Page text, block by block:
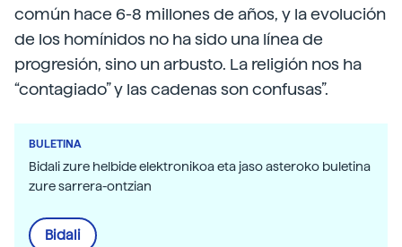
común hace 6-8 millones de años, y la evolución
de los homínidos no ha sido una línea de
progresión, sino un arbusto. La religión nos ha
“contagiado” y las cadenas son confusas”.
BULETINA
Bidali zure helbide elektronikoa eta jaso asteroko buletina
zure sarrera-ontzian
Bidali